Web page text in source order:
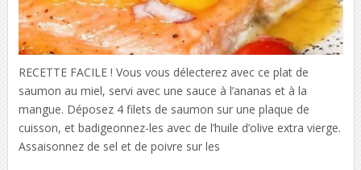
RECETTE FACILE ! Vous vous délecterez avec ce plat de
saumon au miel, servi avec une sauce à l’ananas et à la
mangue. Déposez 4 filets de saumon sur une plaque de
cuisson, et badigeonnez-les avec de l’huile d’olive extra vierge.
Assaisonnez de sel et de poivre sur les